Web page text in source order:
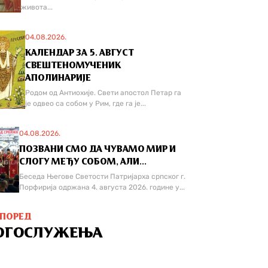
живота...
04.08.2026.
КАЛЕНДАР ЗА 5. АВГУСТ
СВЕШТЕНОМУЧЕНИК
АПОЛИНАРИЈЕ
Родом од Антиохије. Свети апостол Петар га
је одвео са собом у Рим, где га је...
04.08.2026.
ПОЗВАНИ СМО ДА ЧУВАМО МИР И
СЛОГУ МЕЂУ СОБОМ, АЛИ...
Беседа Његове Светости Патријарха српског г.
Порфирија одржана 4. августа 2026. године у...